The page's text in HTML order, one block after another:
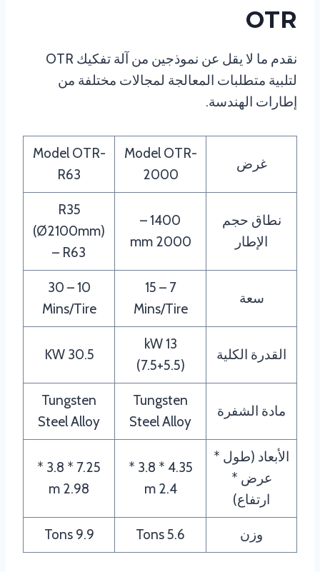
OTR
نقدم ما لا يقل عن نموذجين من آلة تفكيك OTR
لتلبية متطلبات المعالجة لمجالات مختلفة من
إطارات الهندسة.
غرض
Model OTR-
2000
Model OTR-
R63
نطاق حجم
الإطار
1400 –
2000 mm
R35
(Ø2100mm)
– R63
سعة
7 – 15
Mins/Tire
10 – 30
Mins/Tire
القدرة الكلية
13 kW
(7.5+5.5)
30.5 KW
مادة الشفرة
Tungsten
Steel Alloy
Tungsten
Steel Alloy
الأبعاد (طول *
عرض *
ارتفاع)
4.35 * 3.8 *
2.4 m
7.25 * 3.8 *
2.98 m
وزن 5.6 Tons
9.9 Tons